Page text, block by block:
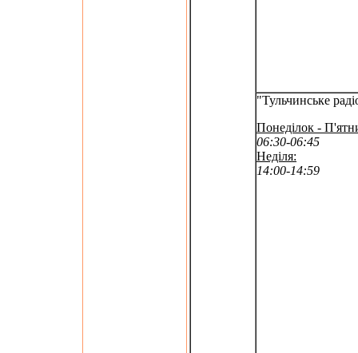
"Тульчинське
Понеділок -
06:30-06:45
Неділя:
14:00-14:59